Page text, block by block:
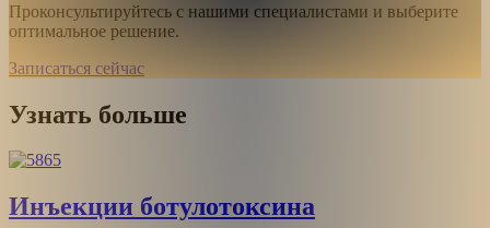
Проконсультируйтесь с нашими специалистами и выберите
оптимальное решение.
Записаться сейчас
Узнать больше
Инъекции ботулотоксина